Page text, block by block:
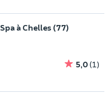
à Chelles (77)
5,0(1)